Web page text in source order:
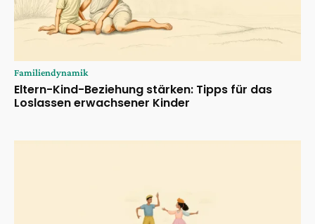
Familiendynamik
Eltern-Kind-Beziehung stärken: Tipps für das
Loslassen erwachsener Kinder